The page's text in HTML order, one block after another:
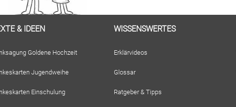
& IDEEN
Goldene Hochzeit
Jugendweihe
Einschulung
WISSENSWERTES
Erklärvideos
Glossar
Ratgeber & Tipps